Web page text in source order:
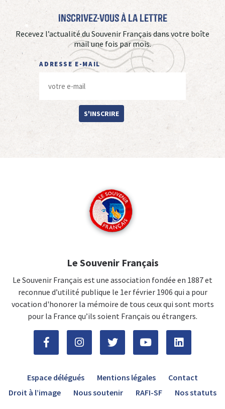
Inscrivez-vous à La Lettre
Recevez l’actualité du Souvenir Français dans votre boîte
mail une fois par mois.
ADRESSE E-MAIL
S'INSCRIRE
Le Souvenir Français
Le Souvenir Français est une association fondée en 1887 et
reconnue d’utilité publique le 1er février 1906 qui a pour
vocation d'honorer la mémoire de tous ceux qui sont morts
pour la France qu’ils soient Français ou étrangers.
Espace délégués Mentions légales
Contact
Droit à l’image
Nous soutenir RAFI-SF Nos statuts